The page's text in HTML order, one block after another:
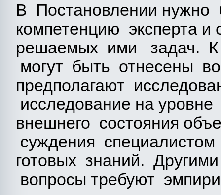
В Постановлении нужно
компетенцию эксперта
решаемых ими задач. К
могут быть отнесены
предполагают
исследование на
внешнего состояния
суждения
готовых знаний.
вопросы требуют